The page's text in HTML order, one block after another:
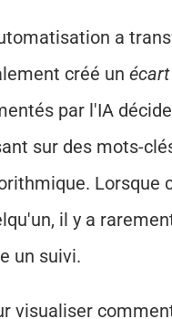
a
créé un
par l'IA
sur des mots-
Lorsque
il y a
un suivi.
visualiser